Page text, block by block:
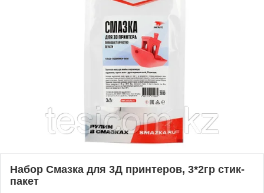
Набор Смазка для 3Д принтеров, 3*2гр стик-
пакет